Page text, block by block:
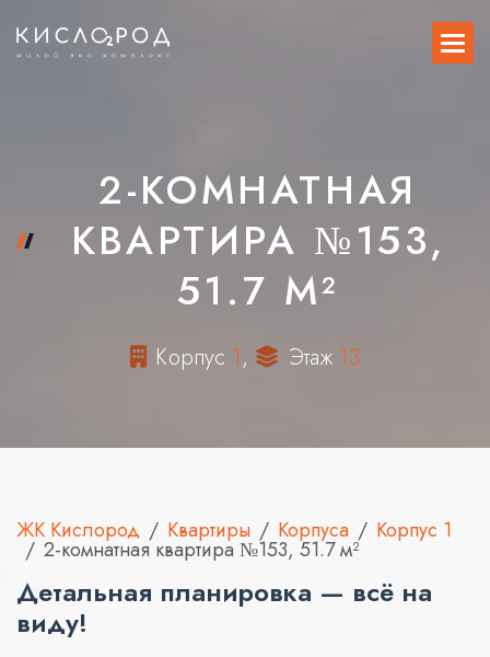
2-КОМНАТНАЯ
КВАРТИРА №153,
51.7 М²
Корпус 1, Этаж 13
ЖК Кислород Квартиры Корпуса Корпус 1
2-комнатная квартира №153, 51.7 м²
Детальная планировка — всё на
виду!